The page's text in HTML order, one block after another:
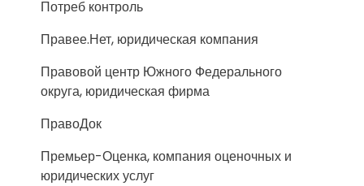
Потреб контроль
Правее.Нет, юридическая компания
Правовой центр Южного Федерального
округа, юридическая фирма
ПравоДок
Премьер-Оценка, компания оценочных и
юридических услуг